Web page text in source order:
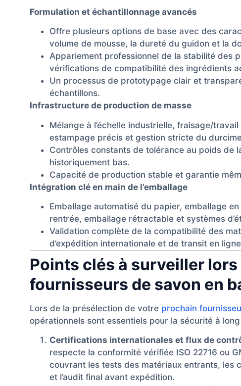
Formulation et échantillonnage avancés
Offre plusieurs options de base avec des
volume de mousse, la dureté du guidon et la
Appariement professionnel de la stabilité des
vérifications de compatibilité des ingrédients
Un processus de prototypage clair et
échantillons.
Infrastructure de production de masse
Mélange à l’échelle industrielle, fraisage/
estampage précis et gestion stricte du
Contrôles constants de tolérance au poids de
historiquement bas.
Capacité de production stable et garantie
Intégration clé en main de l’emballage
Emballage automatisé du papier, emballage
rentrée, emballage rétractable et systèmes
Validation complète de la compatibilité des
d’expédition internationale et de transit en
Points clés à surveiller
fournisseurs de savon en
Lors de la présélection de votre prochain
opérationnels sont essentiels pour la sécurité à
Certifications internationales et flux de
respecte la conformité vérifiée ISO 22716 ou
couvrant les tests des matériaux entrants,
et l’audit final avant expédition.